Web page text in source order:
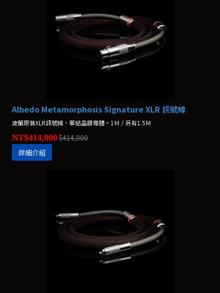
Albedo Metamorphosis Signature XLR 訊號線
波蘭原裝XLR訊號線，單結晶銀導體。1Ｍ / 另有1.5Ｍ
NT$414,000$414,000
詳細介紹